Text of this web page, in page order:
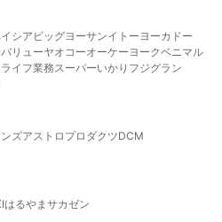
シア ビッグヨーサンイトーヨーカドー
リューヤオコーオーケー ヨークベニマル
ライフ業務スーパーいかり フジグラン
ズアストロプロダクツDCM
はるやま サカゼン